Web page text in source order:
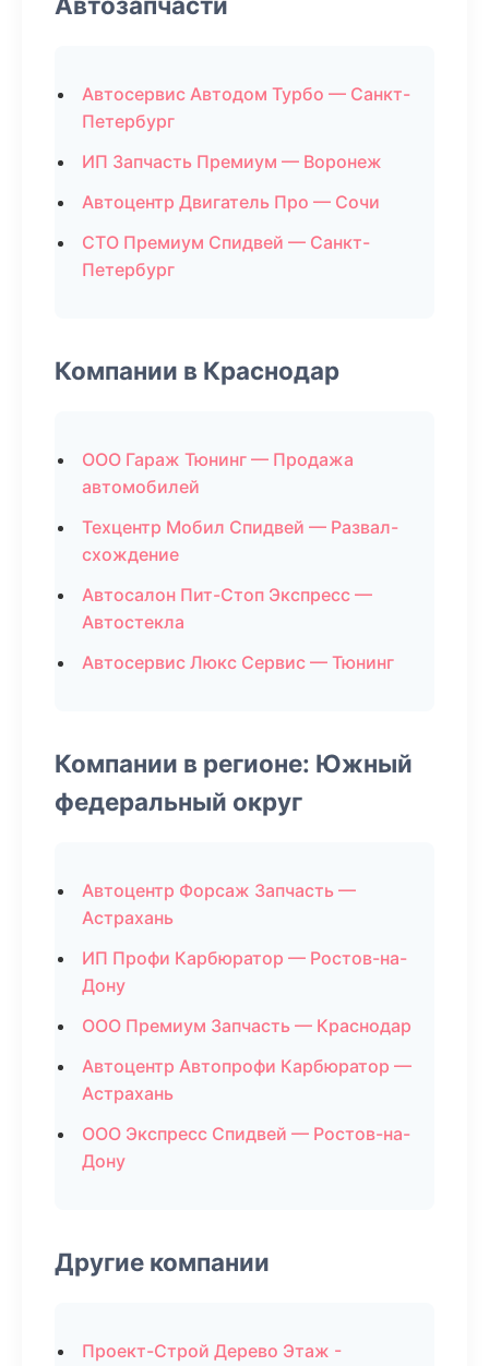
Автосервис Автодом Турбо — Санкт-
Петербург
ИП Запчасть Премиум — Воронеж
Автоцентр Двигатель Про — Сочи
СТО Премиум Спидвей — Санкт-
Петербург
Компании в Краснодар
ООО Гараж Тюнинг — Продажа
автомобилей
Техцентр Мобил Спидвей — Развал-
схождение
Автосалон Пит-Стоп Экспресс —
Автостекла
Автосервис Люкс Сервис — Тюнинг
Компании в регионе: Южный
федеральный округ
Автоцентр Форсаж Запчасть —
Астрахань
ИП Профи Карбюратор — Ростов-на-
Дону
ООО Премиум Запчасть — Краснодар
Автоцентр Автопрофи Карбюратор —
Астрахань
ООО Экспресс Спидвей — Ростов-на-
Дону
Другие компании
Проект-Строй Дерево Этаж -